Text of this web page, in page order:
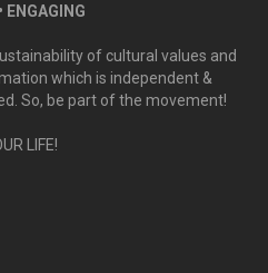
ENGAGING
of cultural values and
which is independent &
So, be part of the movement!
LIFE!